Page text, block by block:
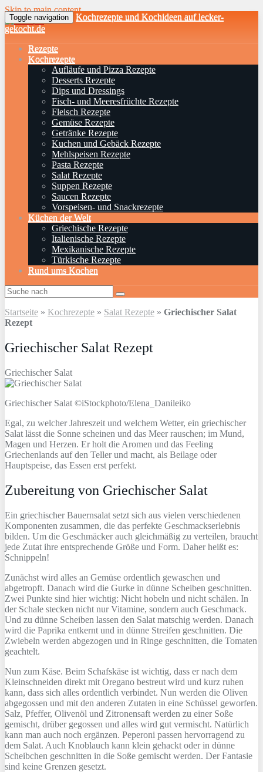
Skip to main content
Toggle navigation
Kochrezepte und Kochideen auf lecker-
gekocht.de
Rezepte
Kochrezepte
Aufläufe und Pizza Rezepte
Desserts Rezepte
Dips und Dressings
Fisch- und Meeresfrüchte Rezepte
Fleisch Rezepte
Gemüse Rezepte
Getränke Rezepte
Kuchen und Gebäck Rezepte
Mehlspeisen Rezepte
Pasta Rezepte
Salat Rezepte
Suppen Rezepte
Saucen Rezepte
Vorspeisen- und Snackrezepte
Küchen der Welt
Griechische Rezepte
Italienische Rezepte
Mexikanische Rezepte
Türkische Rezepte
Rund ums Kochen
Startseite » Kochrezepte » Salat Rezepte » Griechischer Salat
Rezept
Griechischer Salat Rezept
Griechischer Salat
Griechischer Salat ©iStockphoto/Elena_Danileiko
Egal, zu welcher Jahreszeit und welchem Wetter, ein griechischer
Salat lässt die Sonne scheinen und das Meer rauschen; im Mund,
Magen und Herzen. Er holt die Aromen und das Feeling
Griechenlands auf den Teller und macht, als Beilage oder
Hauptspeise, das Essen erst perfekt.
Zubereitung von Griechischer Salat
Ein griechischer Bauernsalat setzt sich aus vielen verschiedenen
Komponenten zusammen, die das perfekte Geschmackserlebnis
bilden. Um die Geschmäcker auch gleichmäßig zu verteilen, braucht
jede Zutat ihre entsprechende Größe und Form. Daher heißt es:
Schnippeln!
Zunächst wird alles an Gemüse ordentlich gewaschen und
abgetropft. Danach wird die Gurke in dünne Scheiben geschnitten.
Zwei Punkte sind hier wichtig: Nicht hobeln und nicht schälen. In
der Schale stecken nicht nur Vitamine, sondern auch Geschmack.
Und zu dünne Scheiben lassen den Salat matschig werden. Danach
wird die Paprika entkernt und in dünne Streifen geschnitten. Die
Zwiebeln werden abgezogen und in Ringe geschnitten, die Tomaten
geachtelt.
Nun zum Käse. Beim Schafskäse ist wichtig, dass er nach dem
Kleinschneiden direkt mit Oregano bestreut wird und kurz ruhen
kann, dass sich alles ordentlich verbindet. Nun werden die Oliven
abgegossen und mit den anderen Zutaten in eine Schüssel geworfen.
Salz, Pfeffer, Olivenöl und Zitronensaft werden zu einer Soße
gemischt, drüber gegossen und alles wird gut vermischt. Natürlich
kann man auch noch ergänzen. Peperoni passen hervorragend zu
dem Salat. Auch Knoblauch kann klein gehackt oder in dünne
Scheibchen geschnitten in die Soße gemischt werden. Der Fantasie
sind keine Grenzen gesetzt.